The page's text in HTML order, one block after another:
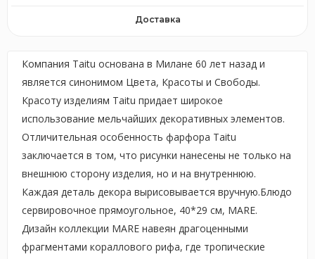
Доставка
Компания Taitu основана в Милане 60 лет назад и
является синонимом Цвета, Красоты и Свободы.
Красоту изделиям Taitu придает широкое
использование мельчайших декоративных элементов.
Отличительная особенность фарфора Taitu
заключается в том, что рисунки нанесены не только на
внешнюю сторону изделия, но и на внутреннюю.
Каждая деталь декора вырисовывается вручную.Блюдо
сервировочное прямоугольное, 40*29 см, MARE.
Дизайн коллекции MARE навеян драгоценными
фрагментами кораллового рифа, где тропические